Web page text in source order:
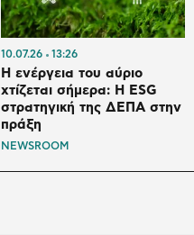
10.07.26 13:26
Η ενέργεια του αύριο
χτίζεται σήμερα: Η ESG
στρατηγική της ΔΕΠΑ στην
πράξη
NEWSROOM